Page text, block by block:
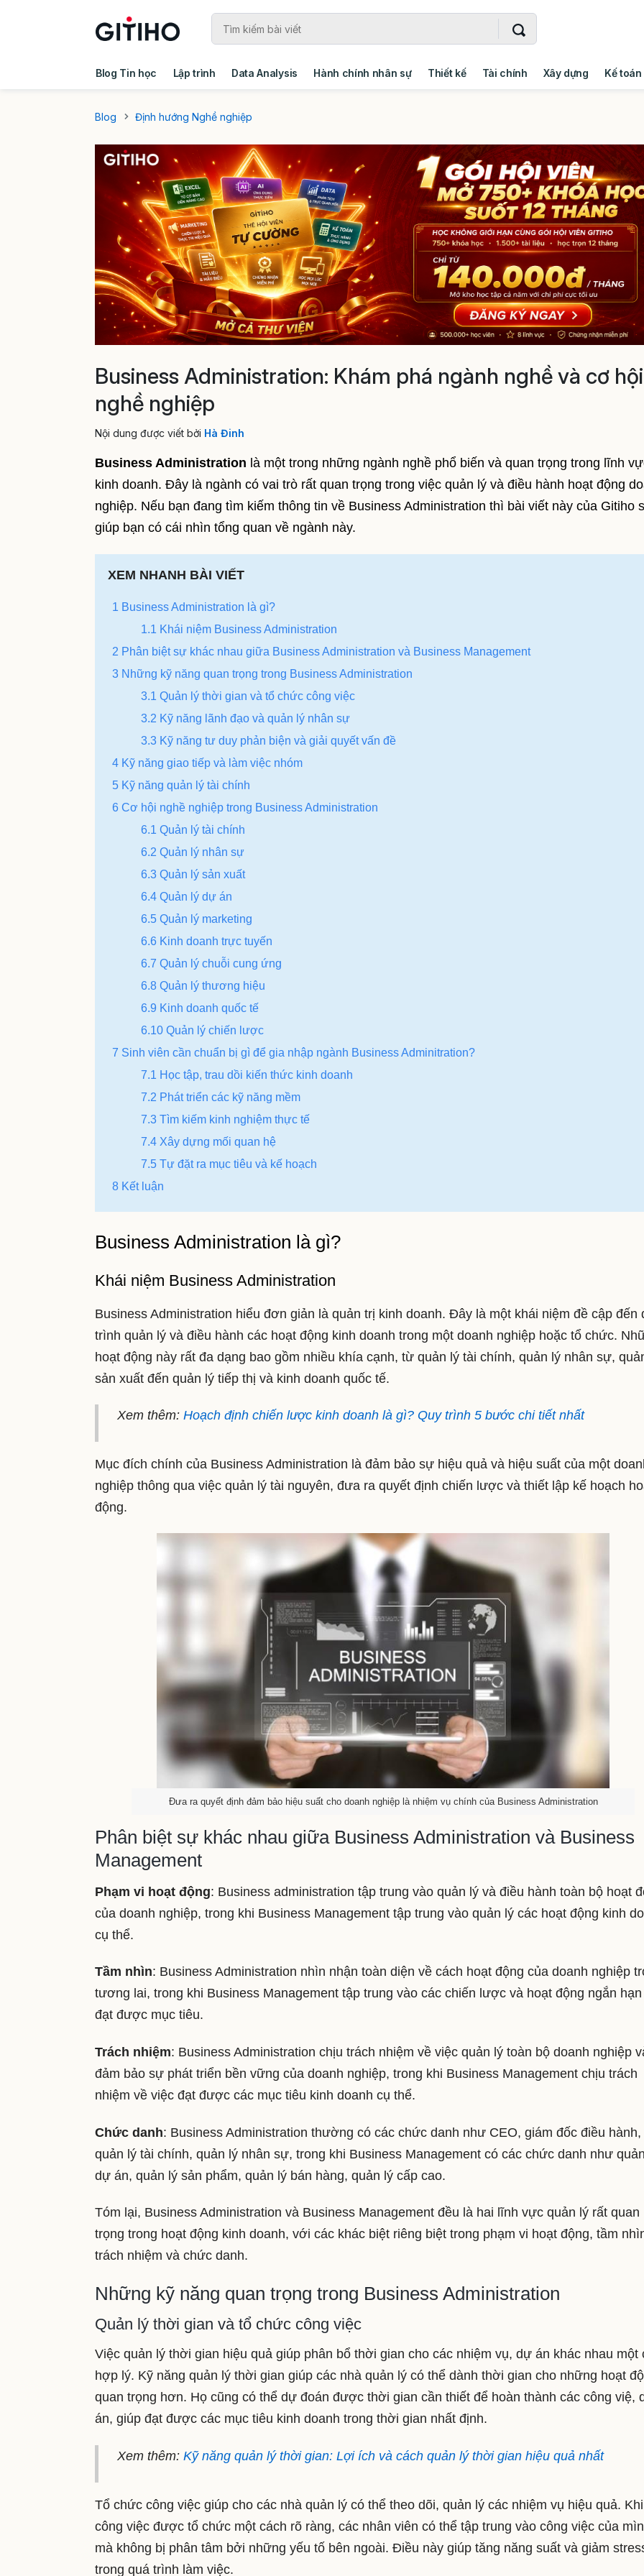
Blog Tin học Lập trình Data Analysis Hành chính nhân sự Thiết kế Tài chính Xây dựng Kế toán
Blog
Định hướng Nghề nghiệp
Business Administration: Khám phá ngành nghề và cơ hội
nghề nghiệp
Nội dung được viết bởi Hà Đinh
Business Administration là một trong những ngành nghề phổ biến và quan trọng trong lĩnh
kinh doanh. Đây là ngành có vai trò rất quan trọng trong việc quản lý và điều hành hoạt động
nghiệp. Nếu bạn đang tìm kiếm thông tin về Business Administration thì bài viết này của Gitiho
giúp bạn có cái nhìn tổng quan về ngành này.
XEM NHANH BÀI VIẾT
1 Business Administration là gì?
1.1 Khái niệm Business Administration
2 Phân biệt sự khác nhau giữa Business Administration và Business Management
3 Những kỹ năng quan trọng trong Business Administration
3.1 Quản lý thời gian và tổ chức công việc
3.2 Kỹ năng lãnh đạo và quản lý nhân sự
3.3 Kỹ năng tư duy phản biện và giải quyết vấn đề
4 Kỹ năng giao tiếp và làm việc nhóm
5 Kỹ năng quản lý tài chính
6 Cơ hội nghề nghiệp trong Business Administration
6.1 Quản lý tài chính
6.2 Quản lý nhân sự
6.3 Quản lý sản xuất
6.4 Quản lý dự án
6.5 Quản lý marketing
6.6 Kinh doanh trực tuyến
6.7 Quản lý chuỗi cung ứng
6.8 Quản lý thương hiệu
6.9 Kinh doanh quốc tế
6.10 Quản lý chiến lược
7 Sinh viên cần chuẩn bị gì để gia nhập ngành Business Adminitration?
7.1 Học tập, trau dồi kiến thức kinh doanh
7.2 Phát triển các kỹ năng mềm
7.3 Tìm kiếm kinh nghiệm thực tế
7.4 Xây dựng mối quan hệ
7.5 Tự đặt ra mục tiêu và kế hoạch
8 Kết luận
Business Administration là gì?
Khái niệm Business Administration
Business Administration hiểu đơn giản là quản trị kinh doanh. Đây là một khái niệm đề cập đến
trình quản lý và điều hành các hoạt động kinh doanh trong một doanh nghiệp hoặc tổ chức.
hoạt động này rất đa dạng bao gồm nhiều khía cạnh, từ quản lý tài chính, quản lý nhân sự,
sản xuất đến quản lý tiếp thị và kinh doanh quốc tế.
Xem thêm: Hoạch định chiến lược kinh doanh là gì? Quy trình 5 bước chi tiết nhất
Mục đích chính của Business Administration là đảm bảo sự hiệu quả và hiệu suất của một
nghiệp thông qua việc quản lý tài nguyên, đưa ra quyết định chiến lược và thiết lập kế hoạch
động.
Đưa ra quyết định đảm bảo hiệu suất cho doanh nghiệp là nhiệm vụ chính của Business Administration
Phân biệt sự khác nhau giữa Business Administration và Business
Management
Phạm vi hoạt động: Business administration tập trung vào quản lý và điều hành toàn bộ hoạt
của doanh nghiệp, trong khi Business Management tập trung vào quản lý các hoạt động kinh
cụ thể.
Tầm nhìn: Business Administration nhìn nhận toàn diện về cách hoạt động của doanh nghiệp
tương lai, trong khi Business Management tập trung vào các chiến lược và hoạt động ngắn
đạt được mục tiêu.
Trách nhiệm: Business Administration chịu trách nhiệm về việc quản lý toàn bộ doanh nghiệp
đảm bảo sự phát triển bền vững của doanh nghiệp, trong khi Business Management chịu trách
nhiệm về việc đạt được các mục tiêu kinh doanh cụ thể.
Chức danh: Business Administration thường có các chức danh như CEO, giám đốc điều hành,
quản lý tài chính, quản lý nhân sự, trong khi Business Management có các chức danh như
dự án, quản lý sản phẩm, quản lý bán hàng, quản lý cấp cao.
Tóm lại, Business Administration và Business Management đều là hai lĩnh vực quản lý rất quan
trọng trong hoạt động kinh doanh, với các khác biệt riêng biệt trong phạm vi hoạt động, tầm
trách nhiệm và chức danh.
Những kỹ năng quan trọng trong Business Administration
Quản lý thời gian và tổ chức công việc
Việc quản lý thời gian hiệu quả giúp phân bổ thời gian cho các nhiệm vụ, dự án khác nhau một
hợp lý. Kỹ năng quản lý thời gian giúp các nhà quản lý có thể dành thời gian cho những hoạt
quan trọng hơn. Họ cũng có thể dự đoán được thời gian cần thiết để hoàn thành các công việ,
án, giúp đạt được các mục tiêu kinh doanh trong thời gian nhất định.
Xem thêm: Kỹ năng quản lý thời gian: Lợi ích và cách quản lý thời gian hiệu quả nhất
Tổ chức công việc giúp cho các nhà quản lý có thể theo dõi, quản lý các nhiệm vụ hiệu quả. Khi
công việc được tổ chức một cách rõ ràng, các nhân viên có thể tập trung vào công việc của
mà không bị phân tâm bởi những yếu tố bên ngoài. Điều này giúp tăng năng suất và giảm
trong quá trình làm việc.